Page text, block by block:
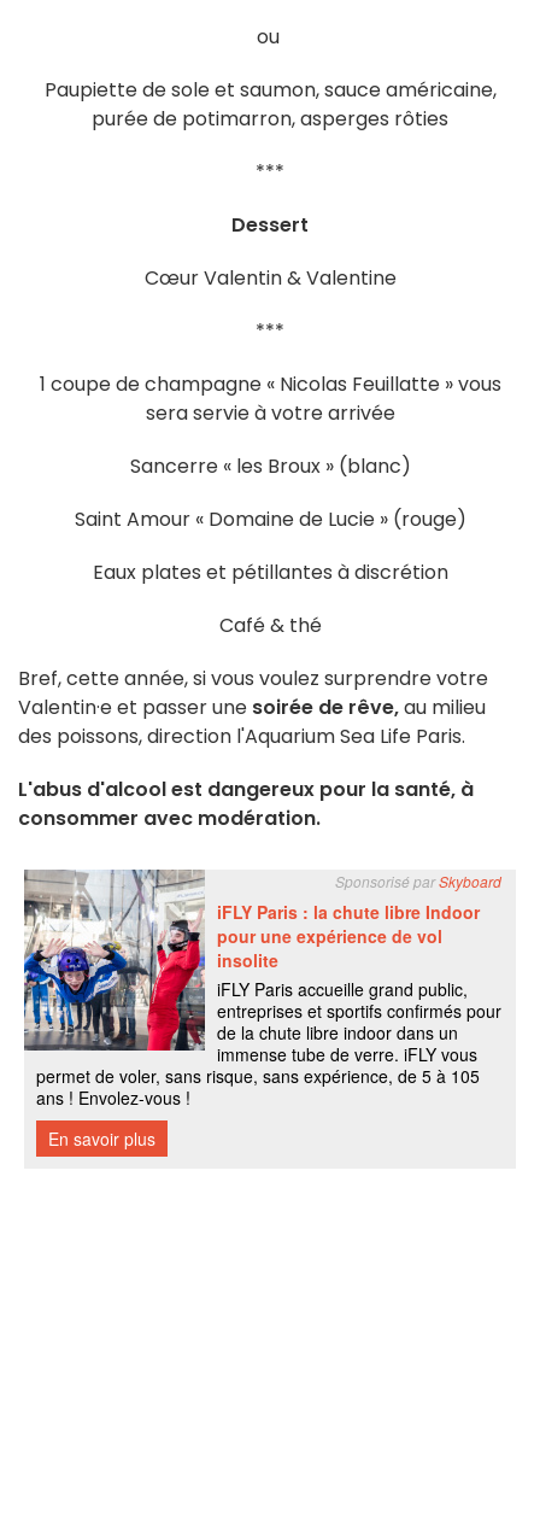
ou
Paupiette de sole et saumon, sauce américaine,
purée de potimarron, asperges rôties
***
Dessert
Cœur Valentin & Valentine
***
1 coupe de champagne « Nicolas Feuillatte » vous
sera servie à votre arrivée
Sancerre « les Broux » (blanc)
Saint Amour « Domaine de Lucie » (rouge)
Eaux plates et pétillantes à discrétion
Café & thé
Bref, cette année, si vous voulez surprendre votre
Valentin·e et passer une soirée de rêve,au milieu
des poissons, direction l'Aquarium Sea Life Paris.
L'abus d'alcool est dangereux pour la santé, à
consommer avec modération.